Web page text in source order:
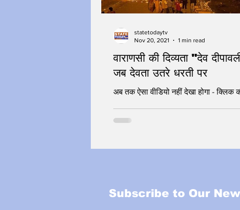
वाराणसी की दिव्यता "देव
जब देवता उतरे धरती पर
अब तक ऐसा वीडियो नहीं देखा होगा - क्लिक
statetodaytv
Nov 20, 2021
1 min read
Subscribe to Our